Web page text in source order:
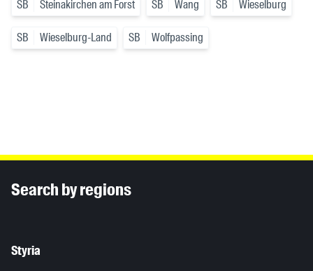
SB Steinakirchen am Forst SB Wang SB Wieselburg
SB Wieselburg-Land SB Wolfpassing
Search by regions
Styria